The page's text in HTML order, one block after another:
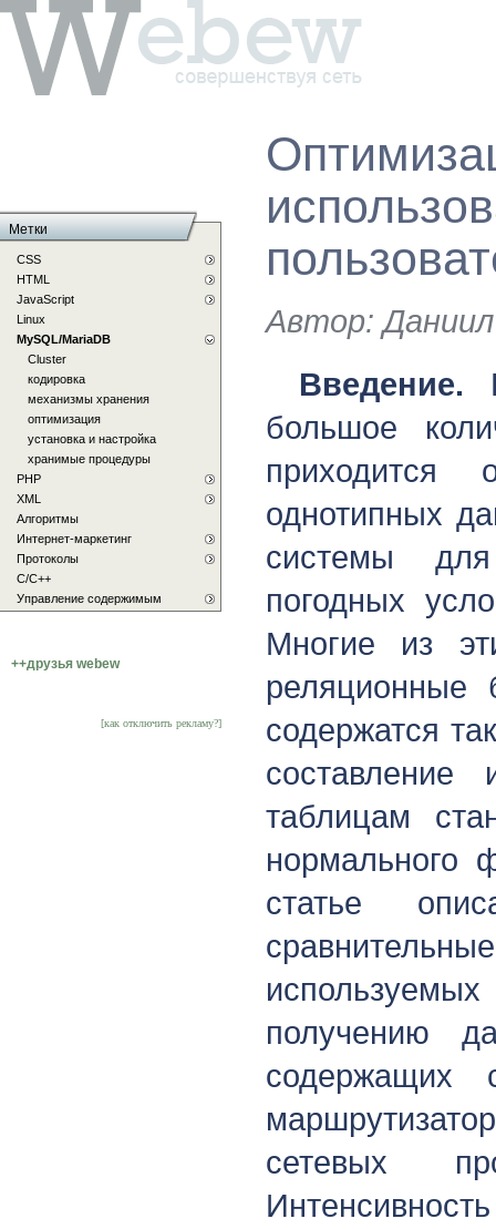
Автор:
Введение.
большое
приходится
однотипных
системы
погодных
Многие из
реляционные
содержатся
таблицам
нормального
статье
получению
содержащих
сетевых
Метки
CSS
HTML
JavaScript
Linux
MySQL/MariaDB
Cluster
кодировка
механизмы хранения
оптимизация
установка и настройка
хранимые процедуры
PHP
XML
Алгоритмы
Интернет-маркетинг
Протоколы
С/C++
Управление содержимым
++друзья webew
[как отключить рекламу?]